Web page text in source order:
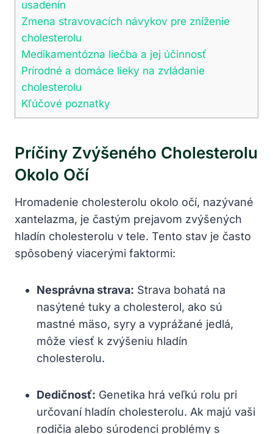
usadenín
Zmena stravovacích návykov pre zníženie
cholesterolu
Medikamentózna liečba a jej účinnosť
Prírodné a domáce lieky na zvládanie
cholesterolu
Kľúčové poznatky
Príčiny Zvýšeného Cholesterolu
Okolo Očí
Hromadenie cholesterolu ⁤okolo očí, nazývané
xantelazma, je častým prejavom zvýšených
hladín cholesterolu v​ tele. Tento⁢ stav je často
spôsobený viacerými ⁤faktormi:
Nesprávna strava: Strava bohatá na
nasýtené tuky a cholesterol, ako sú
mastné mäso, syry a vyprážané jedlá,
môže viesť k zvýšeniu hladín
cholesterolu.
Dedičnosť: Genetika ‌hrá veľkú rolu pri
určovaní ⁣hladín cholesterolu. Ak majú vaši
rodičia alebo súrodenci problémy s